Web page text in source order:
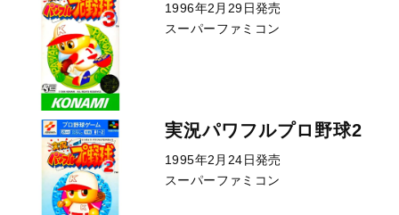
1996年2月29日発売
スーパーファミコン
実況パワフルプロ野球2
1995年2月24日発売
スーパーファミコン